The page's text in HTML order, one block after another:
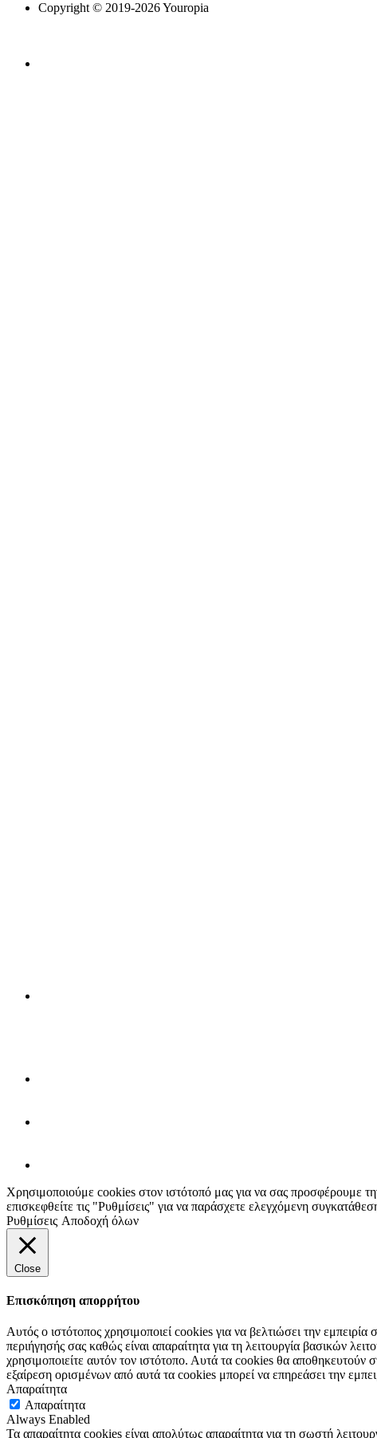
Copyright © 2019-2026 Youropia
Χρησιμοποιούμε cookies στον ιστότοπό μας για να σας προσφέρουμε
επισκεφθείτε τις "Ρυθμίσεις" για να παράσχετε ελεγχόμενη
Ρυθμίσεις Αποδοχή όλων
Close
Επισκόπηση απορρήτου
Αυτός ο ιστότοπος χρησιμοποιεί cookies για να βελτιώσει την
περιήγησής σας καθώς είναι απαραίτητα για τη λειτουργία βασικών
χρησιμοποιείτε αυτόν τον ιστότοπο. Αυτά τα cookies θα
εξαίρεση ορισμένων από αυτά τα cookies μπορεί να επηρεάσει την
Απαραίτητα
Απαραίτητα
Always Enabled
Τα απαραίτητα cookies είναι απολύτως απαραίτητα για τη σωστή